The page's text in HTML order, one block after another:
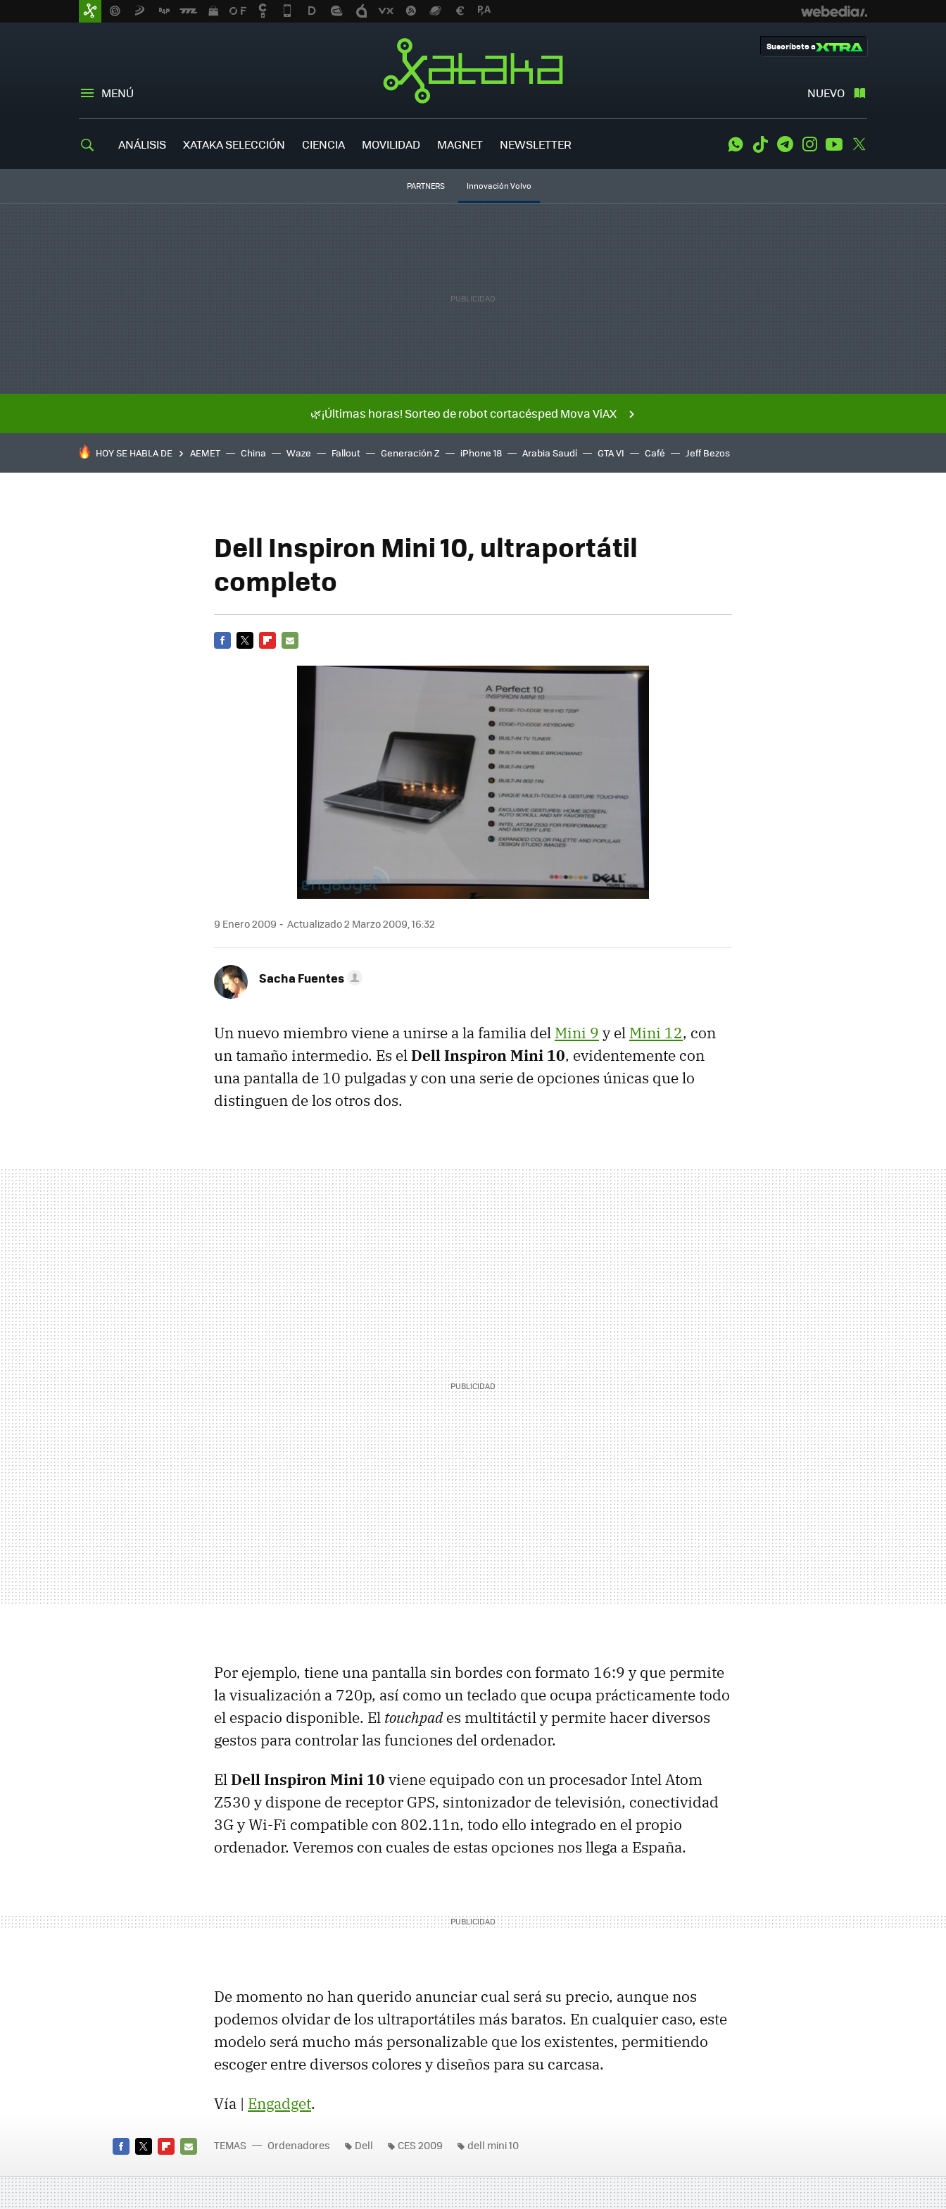
MENÚ NUEVO
Suscríbete a
ANÁLISIS XATAKA SELECCIÓN CIENCIA MOVILIDAD MAGNET NEWSLETTER WhatsApp
Tiktok TelegramInstagramYoutube
PARTNERS Innovación Volvo
🌿¡Últimas horas! Sorteo de robot cortacésped Mova ViAX
HOY SE HABLA DE AEMET China Waze Fallout Generación Z iPhone 18 Arabia Saudí GTA VI Café Jeff Bezos
Dell Inspiron Mini 10, ultraportátil
completo
9 Enero 2009 Actualizado 2 Marzo 2009, 16:32
Sacha Fuentes
Un nuevo miembro viene a unirse a la familia del Mini 9 y el Mini 12, con
un tamaño intermedio. Es elDell Inspiron Mini 10, evidentemente con
una pantalla de 10 pulgadas y con una serie de opciones únicas que lo
distinguen de los otros dos.
Por ejemplo, tiene una pantalla sin bordes con formato 16:9 y que permite
la visualización a 720p, así como un teclado que ocupa prácticamente todo
el espacio disponible. El touchpades multitáctil y permite hacer diversos
gestos para controlar las funciones del ordenador.
ElDell Inspiron Mini 10 viene equipado con un procesador Intel Atom
Z530 y dispone de receptor GPS, sintonizador de televisión, conectividad
3G y Wi-Fi compatible con 802.11n, todo ello integrado en el propio
ordenador. Veremos con cuales de estas opciones nos llega a España.
De momento no han querido anunciar cual será su precio, aunque nos
podemos olvidar de los ultraportátiles más baratos. En cualquier caso, este
modelo será mucho más personalizable que los existentes, permitiendo
escoger entre diversos colores y diseños para su carcasa.
Vía | Engadget.
MAIL
TEMAS Ordenadores Dell CES 2009 dell mini 10